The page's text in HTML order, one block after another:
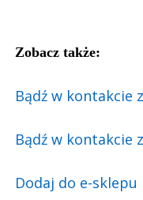
Zobacz także:
Bądź w kontakcie
Bądź w kontakcie
Dodaj do e-